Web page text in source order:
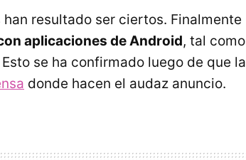
resultado ser ciertos. Finalmente
aplicaciones de Android, tal como
Esto se ha confirmado luego de que la
donde hacen el audaz anuncio.